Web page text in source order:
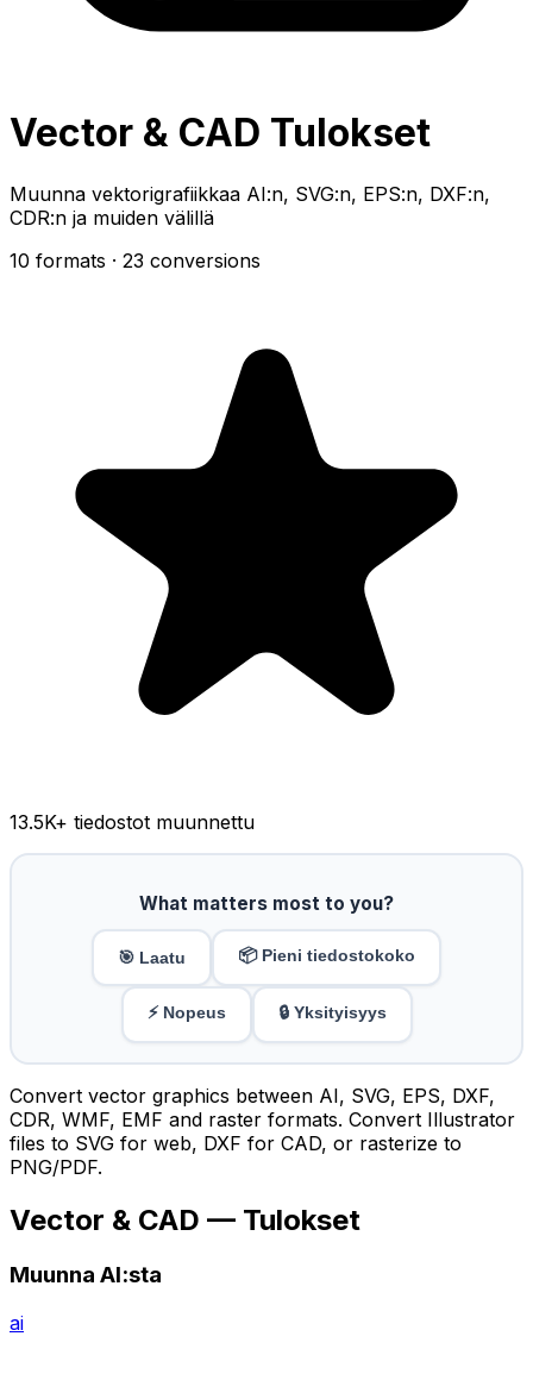
Vector & CAD Tulokset
Muunna vektorigrafiikkaa AI:n, SVG:n, EPS:n, DXF:n,
CDR:n ja muiden välillä
10 formats · 23 conversions
13.5K+ tiedostot muunnettu
What matters most to you?
🎯 Laatu 📦 Pieni tiedostokoko
⚡ Nopeus 🔒 Yksityisyys
Convert vector graphics between AI, SVG, EPS, DXF,
CDR, WMF, EMF and raster formats. Convert Illustrator
files to SVG for web, DXF for CAD, or rasterize to
PNG/PDF.
Vector & CAD — Tulokset
Muunna AI:sta
ai